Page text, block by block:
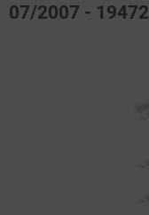
07/2007 - 19472